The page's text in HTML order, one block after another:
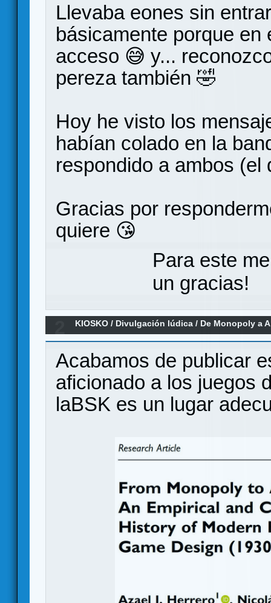
Llevaba eones sin
básicamente porque
acceso 😅 y...
pereza también 🤣
Hoy he visto los
habían colado en la
respondido a ambos (el
Gracias por
quiere 😘
Para este
un gracias!
KIOSKO / Divulgación lúdica / De Monopoly a
104.640 juegos sobre la evolución del di
Acabamos de publicar
aficionado a los juegos
laBSK es un lugar